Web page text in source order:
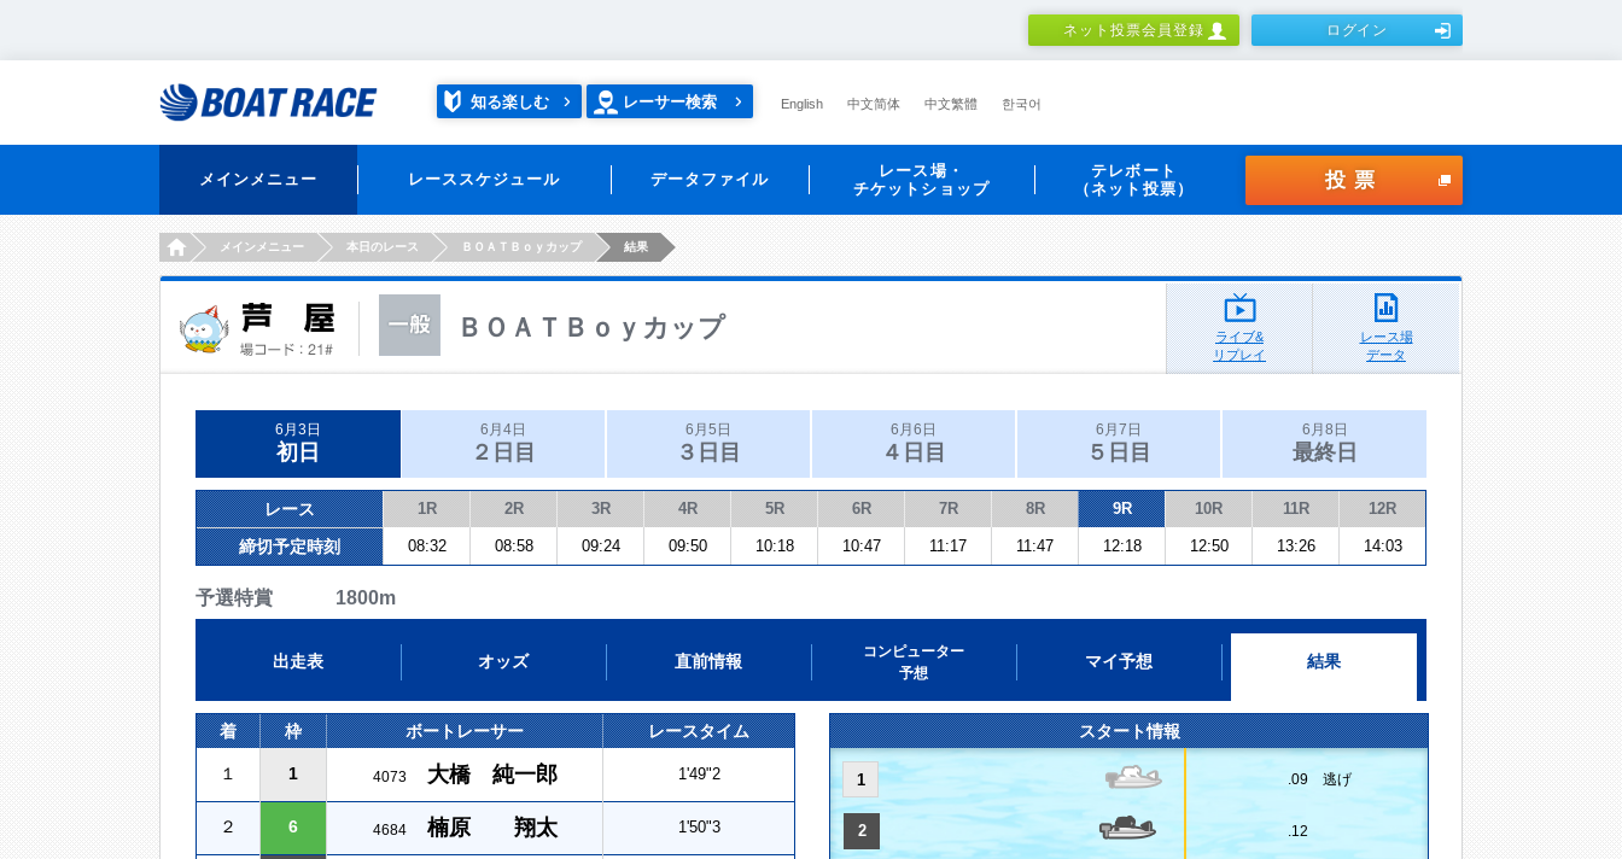
ネット投票会員登録 ログイン
知る楽しむ レーサー検索 English 中文简体 中文繁體 한국어
メインメニュー レーススケジュール データファイル
レース場・
チケットショップ
テレボート
（ネット投票）
投票
HOMEメインメニュー 本日のレース ＢＯＡＴＢｏｙカップ 結果
ＢＯＡＴＢｏｙカップ
ライブ&
リプレイ
レース場
データ
6月3日
初日
6月4日
２日目
6月5日
３日目
6月6日
４日目
6月7日
５日目
6月8日
最終日
レース 1R 2R 3R 4R 5R 6R 7R 8R 9R 10R 11R 12R
締切予定時刻 08:32 08:58 09:24 09:50 10:18 10:47 11:17 11:47 12:18 12:50 13:26 14:03
予選特賞 1800m
出走表 オッズ 直前情報
コンピューター
予想
マイ予想 結果
着 枠 ボートレーサー レースタイム
１ 1 4073 大橋 純一郎 1'49"2
２ 6 4684 楠原 翔太 1'50"3
スタート情報
1 .09 逃げ
2 .12